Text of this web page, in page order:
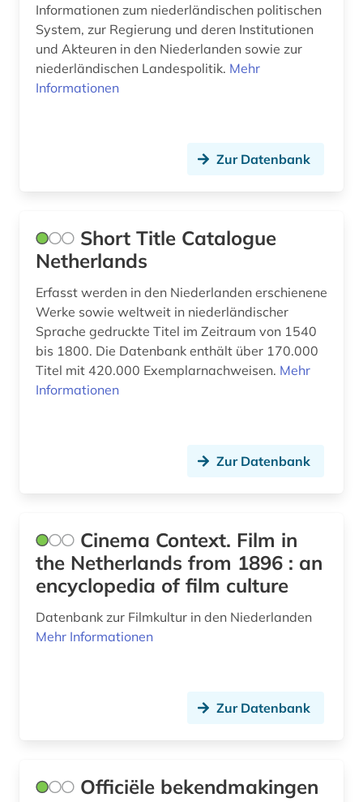
Informationen zum niederländischen politischen
System, zur Regierung und deren Institutionen
und Akteuren in den Niederlanden sowie zur
niederländischen Landespolitik. Mehr
Informationen
Zur Datenbank
Short Title Catalogue
Netherlands
Erfasst werden in den Niederlanden erschienene
Werke sowie weltweit in niederländischer
Sprache gedruckte Titel im Zeitraum von 1540
bis 1800. Die Datenbank enthält über 170.000
Titel mit 420.000 Exemplarnachweisen. Mehr
Informationen
Zur Datenbank
Cinema Context. Film in
the Netherlands from 1896 : an
encyclopedia of film culture
Datenbank zur Filmkultur in den Niederlanden
Mehr Informationen
Zur Datenbank
Officiële bekendmakingen